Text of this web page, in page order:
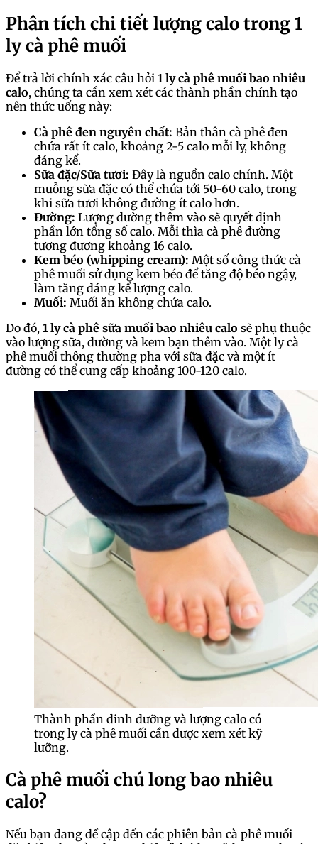
Phân tích chi tiết lượng calo trong 1
ly cà phê muối
Để trả lời chính xác câu hỏi 1 ly cà phê muối bao nhiêu
calo, chúng ta cần xem xét các thành phần chính tạo
nên thức uống này:
Cà phê đen nguyên chất: Bản thân cà phê đen
chứa rất ít calo, khoảng 2-5 calo mỗi ly, không
đáng kể.
Sữa đặc/Sữa tươi: Đây là nguồn calo chính. Một
muỗng sữa đặc có thể chứa tới 50-60 calo, trong
khi sữa tươi không đường ít calo hơn.
Đường: Lượng đường thêm vào sẽ quyết định
phần lớn tổng số calo. Mỗi thìa cà phê đường
tương đương khoảng 16 calo.
Kem béo (whipping cream): Một số công thức cà
phê muối sử dụng kem béo để tăng độ béo ngậy,
làm tăng đáng kể lượng calo.
Muối: Muối ăn không chứa calo.
Do đó, 1 ly cà phê sữa muối bao nhiêu calo sẽ phụ thuộc
vào lượng sữa, đường và kem bạn thêm vào. Một ly cà
phê muối thông thường pha với sữa đặc và một ít
đường có thể cung cấp khoảng 100-120 calo.
Thành phần dinh dưỡng và lượng calo có
trong ly cà phê muối cần được xem xét kỹ
lưỡng.
Cà phê muối chú long bao nhiêu
calo?
Nếu bạn đang đề cập đến các phiên bản cà phê muối